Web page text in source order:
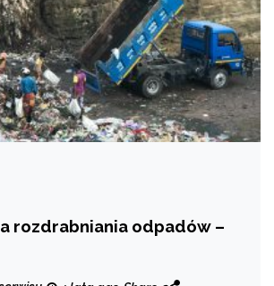
rozdrabniania odpadów –